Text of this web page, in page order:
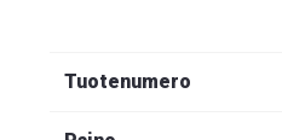
Tietoa
meistä
Tuotenumero